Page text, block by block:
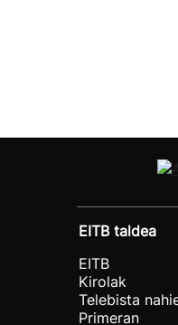
EITB taldea
EITB
Kirolak
Telebista
Primeran